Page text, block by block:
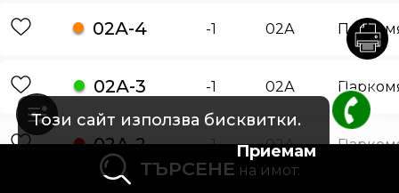
Този сайт използва бисквитки.
Приемам
02А-4 -1 02А
02А-3 -1 02А
02А-2 -1 02А
ТЪРСЕНЕ на имот: